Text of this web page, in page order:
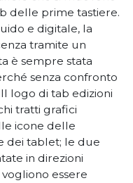
delle prime tastiere.
e digitale, la
tramite un
è sempre stata
senza confronto
logo di tab edizioni
tratti grafici
icone delle
dei tablet; le due
in direzioni
essere